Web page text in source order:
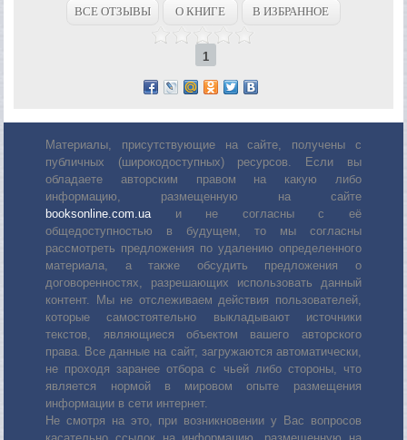
ВСЕ ОТЗЫВЫ О КНИГЕ В ИЗБРАННОЕ
1
Материалы, присутствующие на сайте, получены с
публичных (широкодоступных) ресурсов. Если вы
обладаете авторским правом на какую либо
информацию, размещенную на сайте
booksonline.com.uaи не согласны с её
общедоступностью в будущем, то мы согласны
рассмотреть предложения по удалению определенного
материала, а также обсудить предложения о
договоренностях, разрешающих использовать данный
контент. Мы не отслеживаем действия пользователей,
которые самостоятельно выкладывают источники
текстов, являющиеся объектом вашего авторского
права. Все данные на сайт, загружаются автоматически,
не проходя заранее отбора с чьей либо стороны, что
является нормой в мировом опыте размещения
информации в сети интернет.
Не смотря на это, при возникновении у Вас вопросов